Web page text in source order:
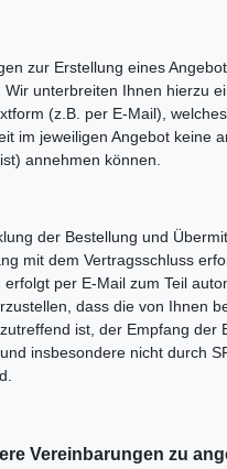
zur Erstellung eines
Wir unterbreiten Ihnen hierzu
(z.B. per E-Mail),
im jeweiligen Angebot keine
annehmen können.
der Bestellung und
mit dem Vertragsschluss
erfolgt per E-Mail zum Teil
dass die von Ihnen
ist, der Empfang der
insbesondere nicht durch
Vereinbarungen zu